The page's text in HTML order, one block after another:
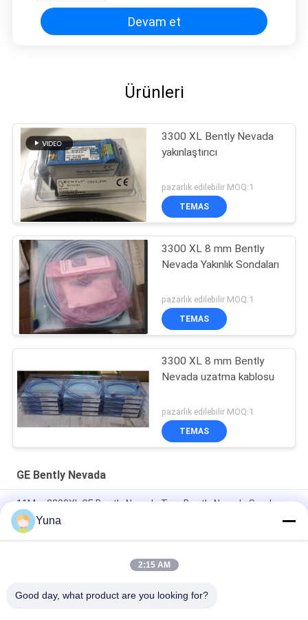
Devam et
Ürünleri
3300 XL Bently Nevada
yakınlaştırıcı
pazarlık edilebilir MOQ:1
TEMAS
3300 XL 8 mm Bently
Nevada Yakınlık Sondaları
pazarlık edilebilir MOQ:1
TEMAS
3300 XL 8 mm Bently
Nevada uzatma kablosu
pazarlık edilebilir MOQ:1
TEMAS
GE Bently Nevada
11Mm 3300XL GE Bently Nevada Ters Bently Nevada Sonda
50 mm 3300XL Bently Nevada Yakınlık Sonda 330709-000-050-
10-02-00
8.0 Metre 3300 XL 11Mm GE Bently Nevada titreşim sondası
Yuna
2:15 AM
Good day, what product are you looking for?